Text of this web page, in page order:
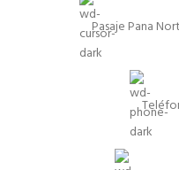
Pasaje Pana